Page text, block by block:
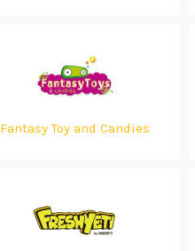
Fantasy Toy and Candies